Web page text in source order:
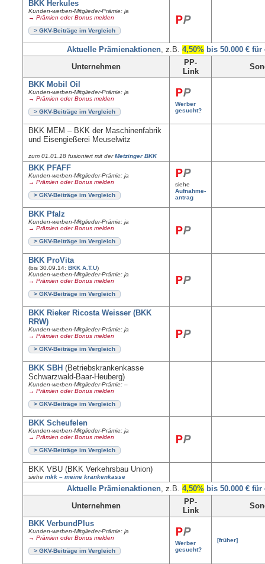
BKK Herkules
Kunden-werben-Mitglieder-Prämie: ja
→ Prämien oder Bonus melden
> GKV-Beiträge im Vergleich
Aktuelle Prämienaktionen , z.B.4,50% bis 50.000 € für
Unternehmen
PP-
Link
BKK Mobil Oil
Kunden-werben-Mitglieder-Prämie: ja
→ Prämien oder Bonus melden
> GKV-Beiträge im Vergleich
Werber
gesucht?
BKK MEM – BKK der Maschinenfabrik
und Eisengießerei Meuselwitz
zum 01.01.18 fusioniert mit derMetzinger BKK
BKK PFAFF
Kunden-werben-Mitglieder-Prämie: ja
→ Prämien oder Bonus melden
> GKV-Beiträge im Vergleich
siehe
Aufnahme-
antrag
BKK Pfalz
Kunden-werben-Mitglieder-Prämie: ja
→ Prämien oder Bonus melden
> GKV-Beiträge im Vergleich
BKK ProVita
(bis 30.09.14:BKK A.T.U)
Kunden-werben-Mitglieder-Prämie: ja
→ Prämien oder Bonus melden
> GKV-Beiträge im Vergleich
BKK Rieker Ricosta Weisser (BKK
RRW)
Kunden-werben-Mitglieder-Prämie: ja
→ Prämien oder Bonus melden
> GKV-Beiträge im Vergleich
BKK SBH (Betriebskrankenkasse
Schwarzwald-Baar-Heuberg)
Kunden-werben-Mitglieder-Prämie: –
→ Prämien oder Bonus melden
> GKV-Beiträge im Vergleich
BKK Scheufelen
Kunden-werben-Mitglieder-Prämie: ja
→ Prämien oder Bonus melden
> GKV-Beiträge im Vergleich
BKK VBU (BKK Verkehrsbau Union)
siehemkk – meine krankenkasse
Aktuelle Prämienaktionen , z.B.4,50% bis 50.000 € für
Unternehmen
PP-
Link
BKK VerbundPlus
Kunden-werben-Mitglieder-Prämie: ja
→ Prämien oder Bonus melden
> GKV-Beiträge im Vergleich
Werber
gesucht?
[früher]